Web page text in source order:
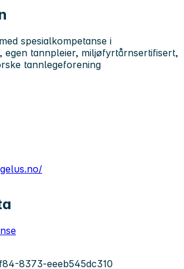
spesialkompetanse i
egen tannpleier, miljøfyrtårnsertifisert,
tannlegeforening
8373-eeeb545dc310